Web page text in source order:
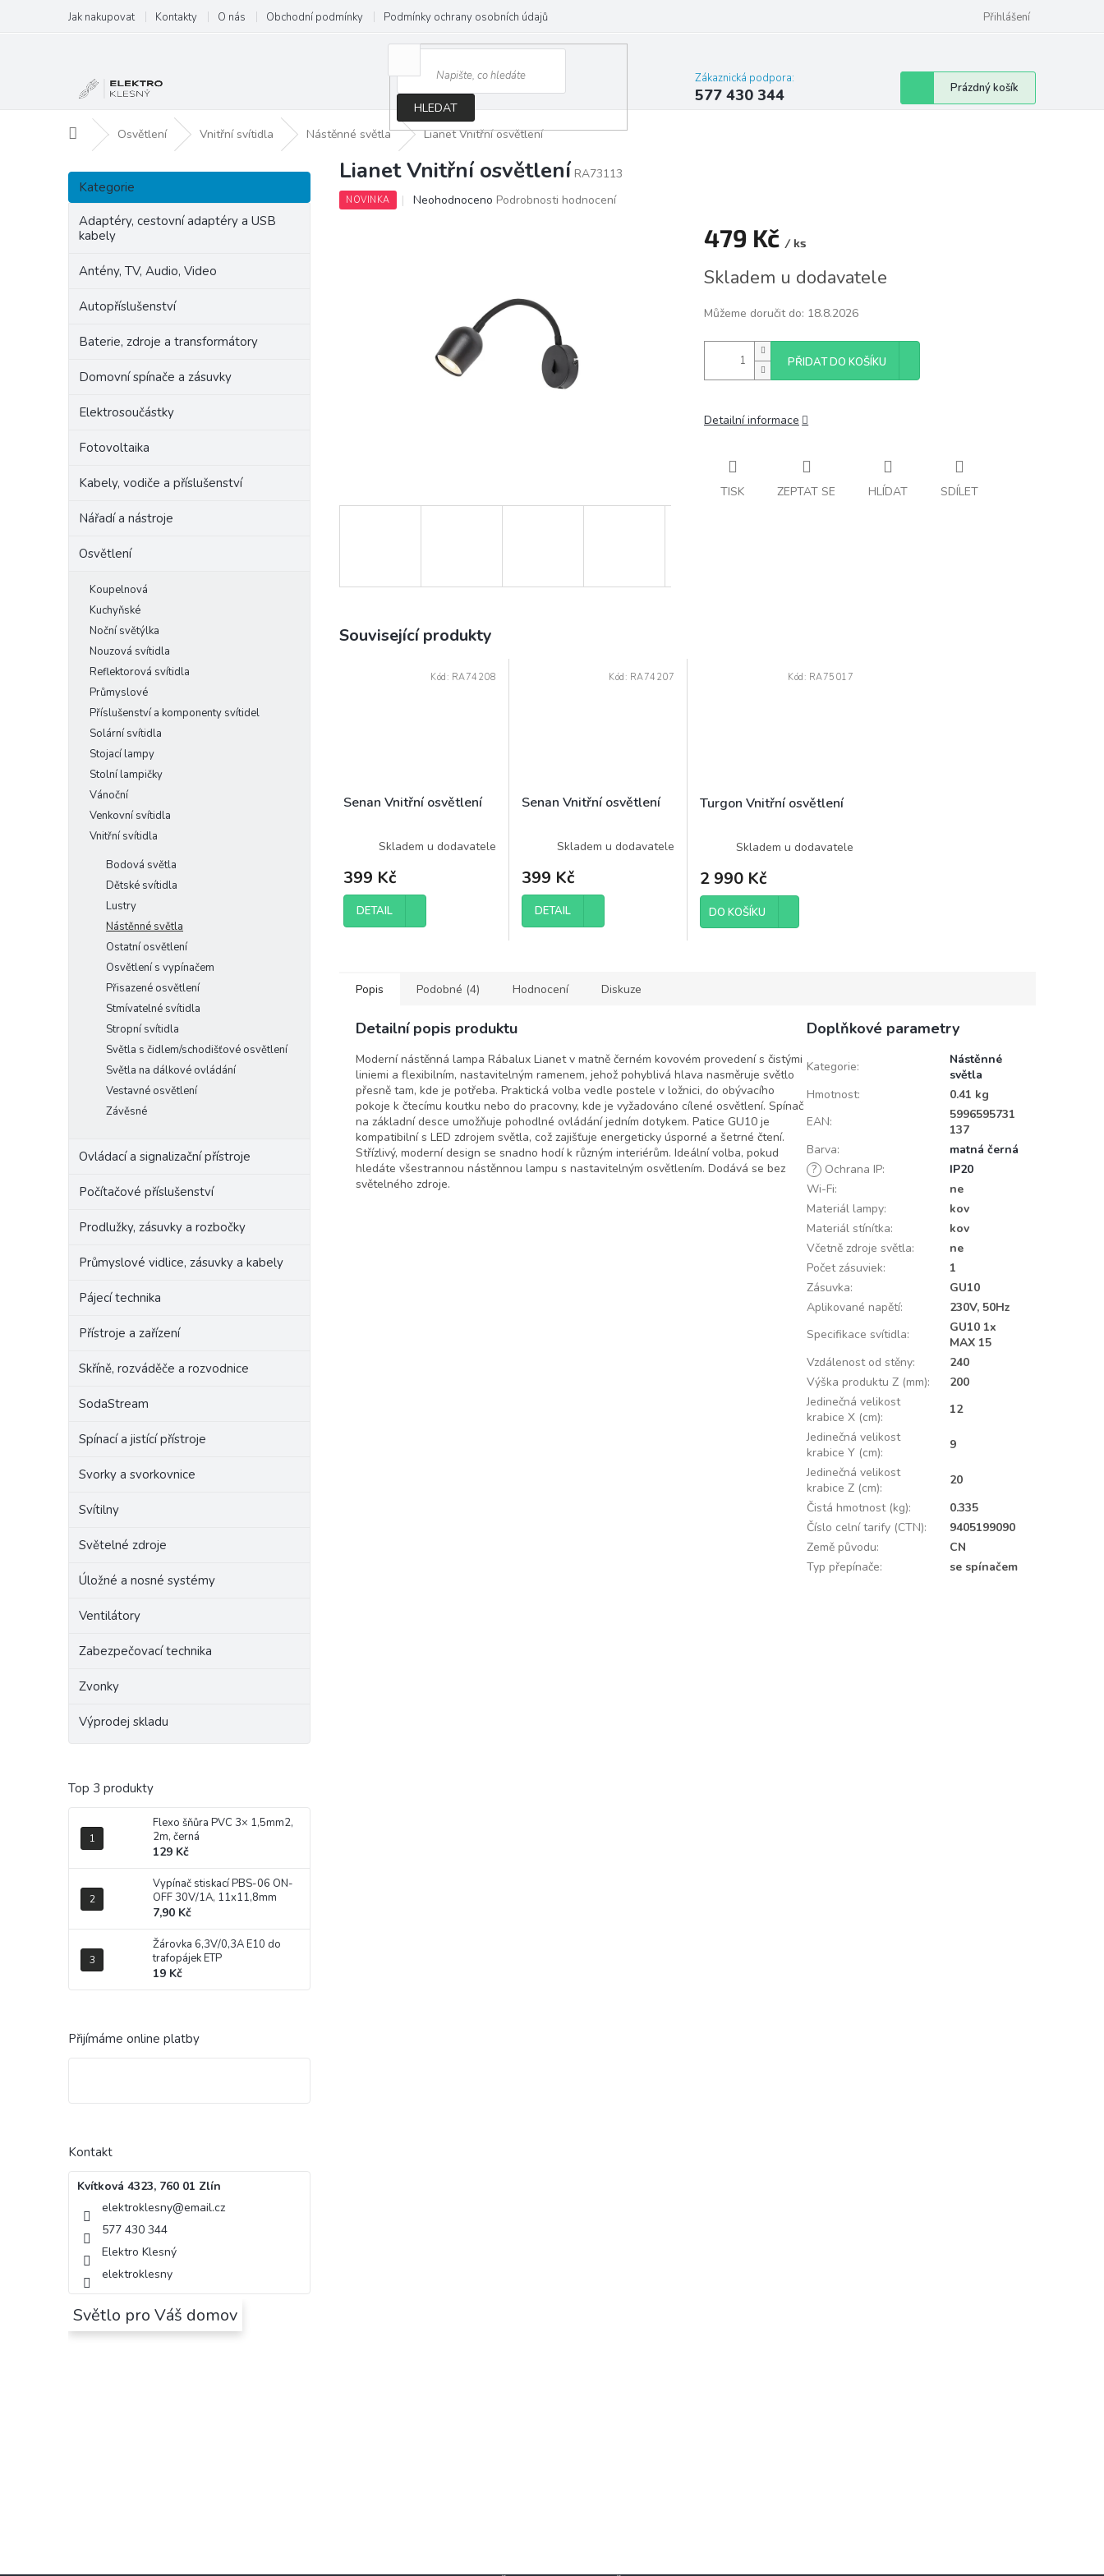
obsah
Jak nakupovat Kontakty O nás Obchodní podmínky Podmínky ochrany osobních údajů Přihlášení
HLEDAT
Zákaznická podpora:
577 430 344
Nákupní
košík
Prázdný košík
Domů Osvětlení Vnitřní svítidla Nástěnné světla Lianet Vnitřní osvětlení
P
s
Přeskočit
kategorie
Kategorie
Adaptéry, cestovní adaptéry a USB
kabely
Antény, TV, Audio, Video
Autopříslušenství
Baterie, zdroje a transformátory
Domovní spínače a zásuvky
Elektrosoučástky
Fotovoltaika
Kabely, vodiče a příslušenství
Nářadí a nástroje
Osvětlení
Koupelnová
Kuchyňské
Noční světýlka
Nouzová svítidla
Reflektorová svítidla
Průmyslové
Příslušenství a komponenty svítidel
Solární svítidla
Stojací lampy
Stolní lampičky
Vánoční
Venkovní svítidla
Vnitřní svítidla
Bodová světla
Dětské svítidla
Lustry
Nástěnné světla
Ostatní osvětlení
Osvětlení s vypínačem
Přisazené osvětlení
Stmívatelné svítidla
Stropní svítidla
Světla s čidlem/schodišťové osvětlení
Světla na dálkové ovládání
Vestavné osvětlení
Závěsné
Ovládací a signalizační přístroje
Počítačové příslušenství
Prodlužky, zásuvky a rozbočky
Průmyslové vidlice, zásuvky a kabely
Pájecí technika
Přístroje a zařízení
Skříně, rozváděče a rozvodnice
SodaStream
Spínací a jistící přístroje
Svorky a svorkovnice
Svítilny
Světelné zdroje
Úložné a nosné systémy
Ventilátory
Zabezpečovací technika
Zvonky
Výprodej skladu
Top 3 produkty
Flexo šňůra PVC 3× 1,5mm2,
2m, černá
129 Kč
Vypínač stiskací PBS-06 ON-
OFF 30V/1A, 11x11,8mm
7,90 Kč
Žárovka 6,3V/0,3A E10 do
trafopájek ETP
19 Kč
Přijímáme online platby
Kontakt
Kvítková 4323, 760 01 Zlín
elektroklesny@email.cz
577 430 344
Elektro Klesný
elektroklesny
Světlo pro Váš domov
Lianet Vnitřní osvětlení RA73113
NOVINKA
Průměrné
Neohodnoceno Podrobnosti hodnocení
479 Kč / ks
cena:
Skladem u dodavatele
Můžeme doručit do: 18.8.2026
PŘIDAT DO KOŠÍKU
Detailní informace
TISK ZEPTAT SE HLÍDAT SDÍLET
Související produkty
Senan Vnitřní osvětlení
Skladem u dodavatele
399 Kč
DETAIL
Kód: RA74208
Senan Vnitřní osvětlení
Skladem u dodavatele
399 Kč
DETAIL
Kód: RA74207
Turgon Vnitřní osvětlení
Skladem u dodavatele
2 990 Kč
DO KOŠÍKU
Kód: RA75017
Popis Podobné (4) Hodnocení Diskuze
Detailní popis produktu
Moderní nástěnná lampa Rábalux Lianet v matně černém kovovém provedení s čistými
liniemi a flexibilním, nastavitelným ramenem, jehož pohyblivá hlava nasměruje světlo
přesně tam, kde je potřeba. Praktická volba vedle postele v ložnici, do obývacího
pokoje k čtecímu koutku nebo do pracovny, kde je vyžadováno cílené osvětlení. Spínač
na základní desce umožňuje pohodlné ovládání jedním dotykem. Patice GU10 je
kompatibilní s LED zdrojem světla, což zajišťuje energeticky úsporné a šetrné čtení.
Střízlivý, moderní design se snadno hodí k různým interiérům. Ideální volba, pokud
hledáte všestrannou nástěnnou lampu s nastavitelným osvětlením. Dodává se bez
světelného zdroje.
Doplňkové parametry
Kategorie:
Nástěnné
světla
Hmotnost:
0.41 kg
EAN:
5996595731
137
Barva:
matná černá
? Ochrana IP:
IP20
Wi-Fi:
ne
Materiál lampy:
kov
Materiál stínítka:
kov
Včetně zdroje světla:
ne
Počet zásuviek:
1
Zásuvka:
GU10
Aplikované napětí:
230V, 50Hz
Specifikace svítidla:
GU10 1x
MAX 15
Vzdálenost od stěny:
240
Výška produktu Z (mm):
200
Jedinečná velikost
krabice X (cm):
12
Jedinečná velikost
krabice Y (cm):
9
Jedinečná velikost
krabice Z (cm):
20
Čistá hmotnost (kg):
0.335
Číslo celní tarify (CTN):
9405199090
Země původu:
CN
Typ přepínače: se spínačem